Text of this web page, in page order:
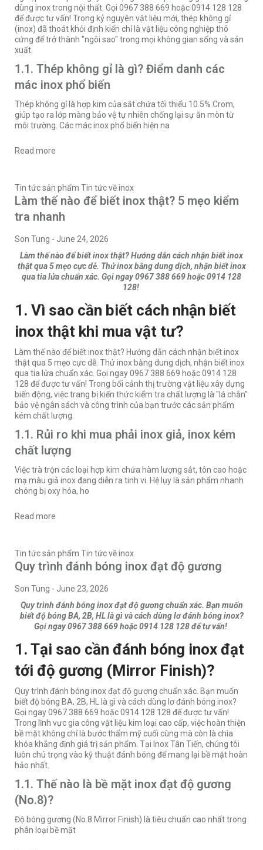
dùng inox trong nội thất. Gọi 0967 388 669 hoặc 0914 128 128
để được tư vấn! Trong kỷ nguyên vật liệu mới, thép không gỉ
(inox) đã thoát khỏi định kiến chỉ là vật liệu công nghiệp thô
cứng để trở thành "ngôi sao" trong mọi không gian sống và sản
xuất.
1.1. Thép không gỉ là gì? Điểm danh các
mác inox phổ biến
Thép không gỉ là hợp kim của sắt chứa tối thiểu 10.5% Crom,
giúp tạo ra lớp màng bảo vệ tự nhiên chống lại sự ăn mòn từ
môi trường. Các mác inox phổ biến hiện na
Read more
Tin tức sản phẩm Tin tức về inox
Làm thế nào để biết inox thật? 5 mẹo kiểm
tra nhanh
Son Tung - June 24, 2026
Làm thế nào để biết inox thật? Hướng dẫn cách nhận biết inox
thật qua 5 mẹo cực dễ. Thử inox bằng dung dịch, nhận biết inox
qua tia lửa chuẩn xác. Gọi ngay 0967 388 669 hoặc 0914 128
128!
1. Vì sao cần biết cách nhận biết
inox thật khi mua vật tư?
Làm thế nào để biết inox thật? Hướng dẫn cách nhận biết inox
thật qua 5 mẹo cực dễ. Thử inox bằng dung dịch, nhận biết inox
qua tia lửa chuẩn xác. Gọi ngay 0967 388 669 hoặc 0914 128
128 để được tư vấn! Trong bối cảnh thị trường vật liệu xây dựng
biến động, việc trang bị kiến thức kiểm tra chất lượng là "lá chắn"
bảo vệ ngân sách và công trình của bạn trước các sản phẩm
kém chất lượng.
1.1. Rủi ro khi mua phải inox giả, inox kém
chất lượng
Việc trà trộn các loại hợp kim chứa hàm lượng sắt, tôn cao hoặc
mạ màu giả inox đang diễn ra tinh vi. Hệ lụy là sản phẩm nhanh
chóng bị oxy hóa, ho
Read more
Tin tức sản phẩm Tin tức về inox
Quy trình đánh bóng inox đạt độ gương
Son Tung - June 23, 2026
Quy trình đánh bóng inox đạt độ gương chuẩn xác. Bạn muốn
biết độ bóng BA, 2B, HL là gì và cách dùng lơ đánh bóng inox?
Gọi ngay 0967 388 669 hoặc 0914 128 128 để tư vấn!
1. Tại sao cần đánh bóng inox đạt
tới độ gương (Mirror Finish)?
Quy trình đánh bóng inox đạt độ gương chuẩn xác. Bạn muốn
biết độ bóng BA, 2B, HL là gì và cách dùng lơ đánh bóng inox?
Gọi ngay 0967 388 669 hoặc 0914 128 128 để được tư vấn!
Trong lĩnh vực gia công vật liệu kim loại cao cấp, việc hoàn thiện
bề mặt không chỉ là bước thẩm mỹ cuối cùng mà còn là chìa
khóa khẳng định giá trị sản phẩm. Tại Inox Tân Tiến, chúng tôi
luôn chú trọng vào kỹ thuật đánh bóng để mang lại bề mặt hoàn
hảo nhất.
1.1. Thế nào là bề mặt inox đạt độ gương
(No.8)?
Độ bóng gương (No.8 Mirror Finish) là tiêu chuẩn cao nhất trong
phân loại bề mặt